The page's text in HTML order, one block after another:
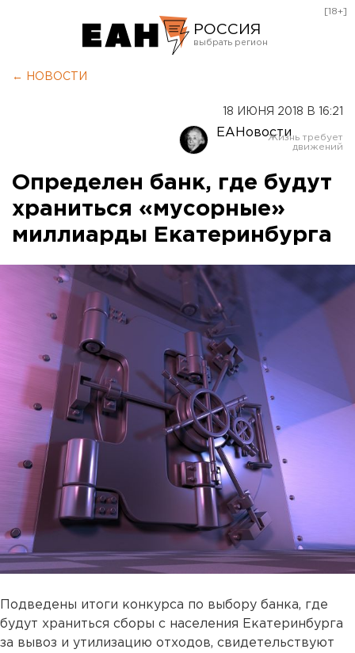
РОССИЯ
Оренбург
[18+]
← НОВОСТИ
18 ИЮНЯ 2018 В 16:21
ЕАНовости
Определен банк, где будут
храниться «мусорные»
миллиарды Екатеринбурга
Подведены итоги конкурса по выбору банка, где
будут храниться сборы с населения Екатеринбурга
за вывоз и утилизацию отходов, свидетельствуют